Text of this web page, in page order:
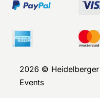
2026 © Heidelberger
Events